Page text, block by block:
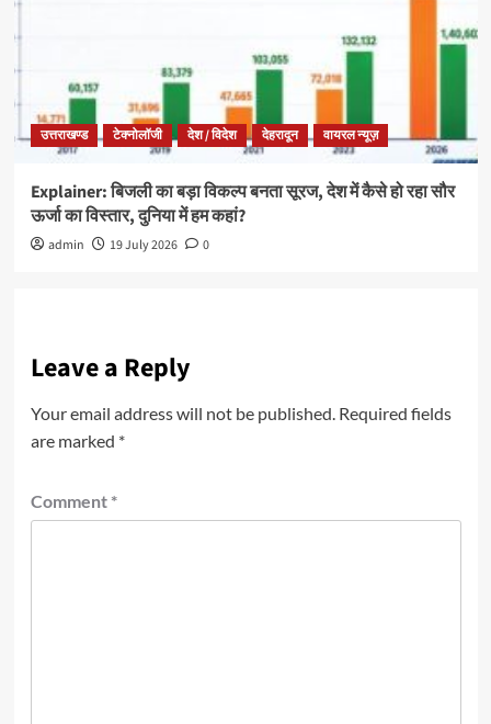
उत्तराखण्ड टेक्नोलॉजी देश / विदेश देहरादून वायरल न्यूज़
Explainer: बिजली का बड़ा विकल्प बनता सूरज, देश में कैसे हो रहा सौर
ऊर्जा का विस्तार, दुनिया में हम कहां?
admin 19 July 2026 0
Leave a Reply
Your email address will not be published. Required fields
are marked *
Comment *